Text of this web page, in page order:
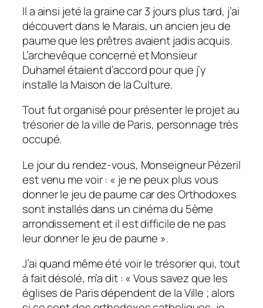
Il a ainsi jeté la graine car 3 jours plus tard, j’ai
découvert dans le Marais, un ancien jeu de
paume que les prêtres avaient jadis acquis.
L’archevêque concerné et Monsieur
Duhamel étaient d’accord pour que j’y
installe la Maison de la Culture.
Tout fut organisé pour présenter le projet au
trésorier de la ville de Paris, personnage très
occupé.
Le jour du rendez-vous, Monseigneur Pézeril
est venu me voir : « je ne peux plus vous
donner le jeu de paume car des Orthodoxes
sont installés dans un cinéma du 5ème
arrondissement et il est difficile de ne pas
leur donner le jeu de paume ».
J’ai quand même été voir le trésorier qui, tout
à fait désolé, m’a dit : « Vous savez que les
églises de Paris dépendent de la Ville ; alors